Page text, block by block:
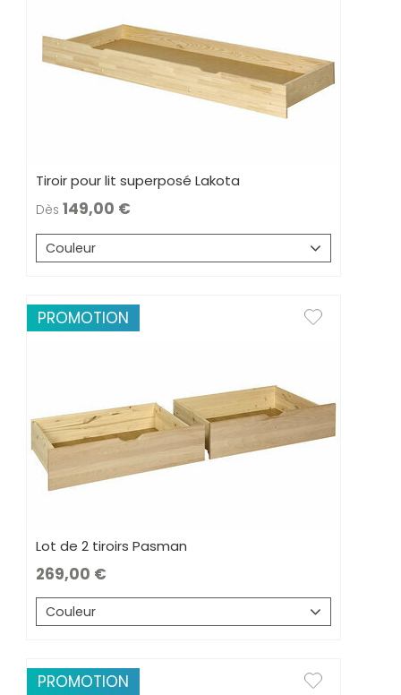
Tiroir pour lit superposé Lakota
Dès 149,00
Couleur
PROMOTION
Lot de 2 tiroirs Pasman
269,00
Couleur
PROMOTION